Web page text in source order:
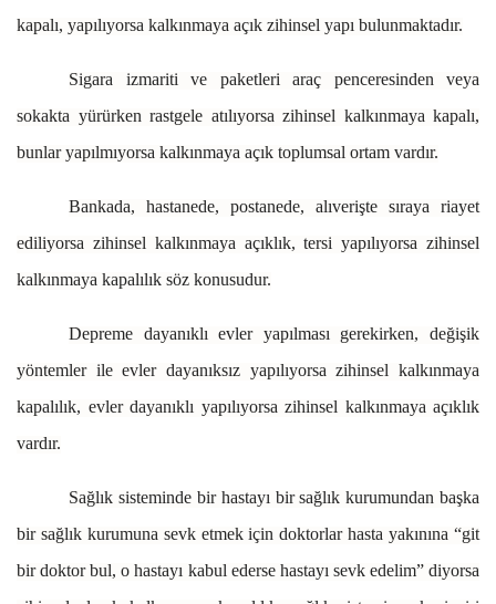
kapalı, yapılıyorsa kalkınmaya açık zihinsel yapı bulunmaktadır.
Sigara izmariti ve paketleri araç penceresinden veya
sokakta yürürken rastgele atılıyorsa zihinsel kalkınmaya kapalı,
bunlar yapılmıyorsa kalkınmaya açık toplumsal ortam vardır.
Bankada, hastanede, postanede, alıverişte sıraya riayet
ediliyorsa zihinsel kalkınmaya açıklık, tersi yapılıyorsa zihinsel
kalkınmaya kapalılık söz konusudur.
Depreme dayanıklı evler yapılması gerekirken, değişik
yöntemler ile evler dayanıksız yapılıyorsa zihinsel kalkınmaya
kapalılık, evler dayanıklı yapılıyorsa zihinsel kalkınmaya açıklık
vardır.
Sağlık sisteminde bir hastayı bir sağlık kurumundan başka
bir sağlık kurumuna sevk etmek için doktorlar hasta yakınına “git
bir doktor bul, o hastayı kabul ederse hastayı sevk edelim” diyorsa